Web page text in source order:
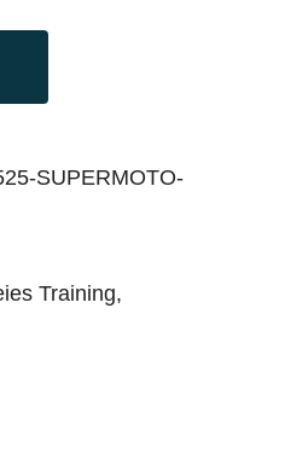
SUPERMOTO-
Training,